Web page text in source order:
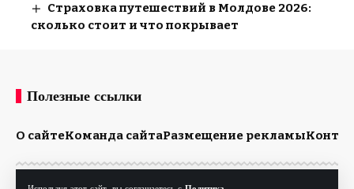
Страховка путешествий в Молдове 2026:
сколько стоит и что покрывает
Полезные ссылки
О сайтеКоманда сайтаРазмещение рекламы